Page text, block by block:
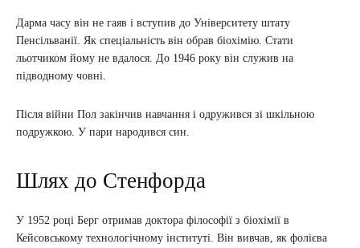
Дарма часу він не гаяв і вступив до Університету штату
Пенсільванії. Як спеціальність він обрав біохімію. Стати
льотчиком йому не вдалося. До 1946 року він служив на
підводному човні.
Після війни Пол закінчив навчання і одружився зі шкільною
подружкою. У пари народився син.
Шлях до Стенфорда
У 1952 році Берг отримав доктора філософії з біохімії в
Кейсовському технологічному інституті. Він вивчав, як фолієва